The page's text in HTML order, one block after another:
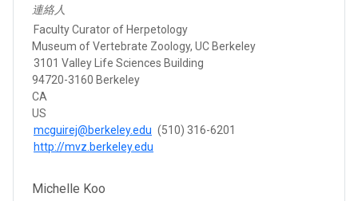
連絡人
Faculty Curator of Herpetology
Museum of Vertebrate Zoology, UC Berkeley
3101 Valley Life Sciences Building
94720-3160 Berkeley
CA
US
mcguirej@berkeley.edu (510) 316-6201
http://mvz.berkeley.edu
Michelle Koo